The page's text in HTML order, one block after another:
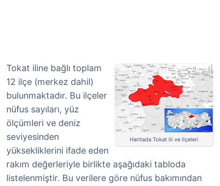
Haritada Tokat ili ve ilçeleri
Tokat iline bağlı toplam
12 ilçe (merkez dahil)
bulunmaktadır. Bu ilçeler
nüfus sayıları, yüz
ölçümleri ve deniz
seviyesinden
yüksekliklerini ifade eden
rakım değerleriyle birlikte aşağıdaki tabloda
listelenmiştir. Bu verilere göre nüfus bakımından